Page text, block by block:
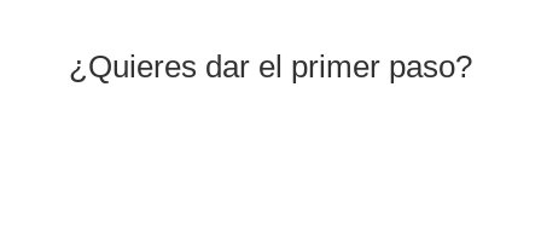
¿Quieres dar el primer paso?